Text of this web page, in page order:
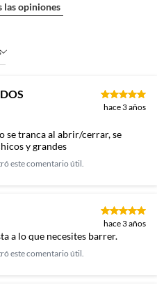
las opiniones
hace 3 años
se tranca al abrir/cerrar, se
y grandes
este comentario útil.
hace 3 años
a lo que necesites barrer.
este comentario útil.